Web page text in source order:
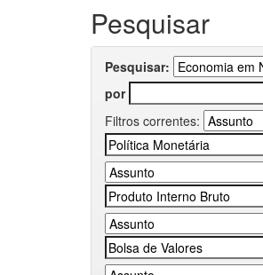
Pesquisar
Pesquisar:
por
Filtros correntes: